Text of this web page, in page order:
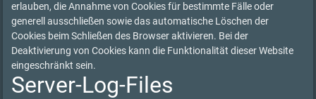
erlauben, die Annahme von Cookies für bestimmte Fälle oder
generell ausschließen sowie das automatische Löschen der
Cookies beim Schließen des Browser aktivieren. Bei der
Deaktivierung von Cookies kann die Funktionalität dieser Website
eingeschränkt sein.
Server-Log-Files